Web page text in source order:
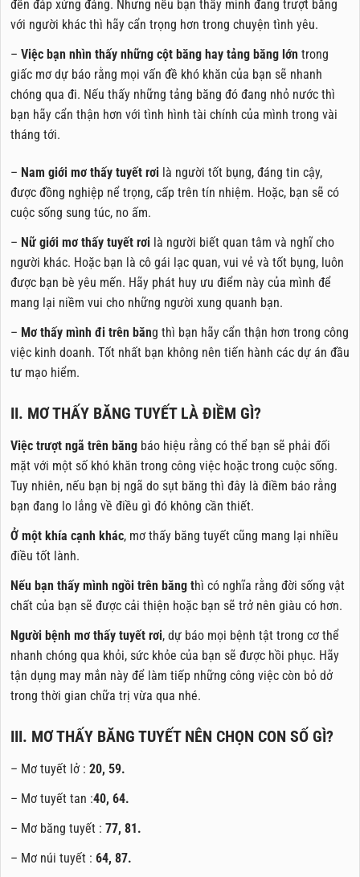
đền đáp xứng đáng. Nhưng nếu bạn thấy mình đang trượt băng
với người khác thì hãy cẩn trọng hơn trong chuyện tình yêu.
– Việc bạn nhìn thấy những cột băng hay tảng băng lớn trong
giấc mơ dự báo rằng mọi vấn đề khó khăn của bạn sẽ nhanh
chóng qua đi. Nếu thấy những tảng băng đó đang nhỏ nước thì
bạn hãy cẩn thận hơn với tình hình tài chính của mình trong vài
tháng tới.
– Nam giới mơ thấy tuyết rơi là người tốt bụng, đáng tin cậy,
được đồng nghiệp nể trọng, cấp trên tín nhiệm. Hoặc, bạn sẽ có
cuộc sống sung túc, no ấm.
– Nữ giới mơ thấy tuyết rơi là người biết quan tâm và nghĩ cho
người khác. Hoặc bạn là cô gái lạc quan, vui vẻ và tốt bụng, luôn
được bạn bè yêu mến. Hãy phát huy ưu điểm này của mình để
mang lại niềm vui cho những người xung quanh bạn.
– Mơ thấy mình đi trên băng thì bạn hãy cẩn thận hơn trong công
việc kinh doanh. Tốt nhất bạn không nên tiến hành các dự án đầu
tư mạo hiểm.
II. MƠ THẤY BĂNG TUYẾT LÀ ĐIỀM GÌ?
Việc trượt ngã trên băng báo hiệu rằng có thể bạn sẽ phải đối
mặt với một số khó khăn trong công việc hoặc trong cuộc sống.
Tuy nhiên, nếu bạn bị ngã do sụt băng thì đây là điềm báo rằng
bạn đang lo lắng về điều gì đó không cần thiết.
Ở một khía cạnh khác, mơ thấy băng tuyết cũng mang lại nhiều
điều tốt lành.
Nếu bạn thấy mình ngồi trên băng thì có nghĩa rằng đời sống vật
chất của bạn sẽ được cải thiện hoặc bạn sẽ trở nên giàu có hơn.
Người bệnh mơ thấy tuyết rơi, dự báo mọi bệnh tật trong cơ thể
nhanh chóng qua khỏi, sức khỏe của bạn sẽ được hồi phục. Hãy
tận dụng may mắn này để làm tiếp những công việc còn bỏ dở
trong thời gian chữa trị vừa qua nhé.
III. MƠ THẤY BĂNG TUYẾT NÊN CHỌN CON SỐ GÌ?
– Mơ tuyết lở : 20, 59.
– Mơ tuyết tan :40, 64.
– Mơ băng tuyết : 77, 81.
– Mơ núi tuyết : 64, 87.